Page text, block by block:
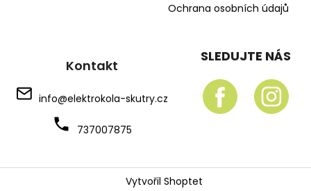
Ochrana osobních údajů
Kontakt
info@elektrokola-skutry.cz
737007875
SLEDUJTE NÁS
Vytvořil Shoptet